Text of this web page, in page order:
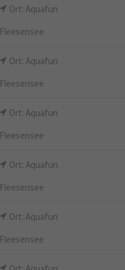
Ort: Aquafun
Fleesensee
Ort: Aquafun
Fleesensee
Ort: Aquafun
Fleesensee
Ort: Aquafun
Fleesensee
Ort: Aquafun
Fleesensee